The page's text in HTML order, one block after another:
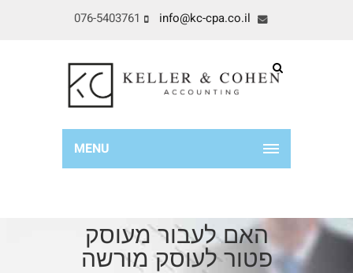
076-5403761
MENU
האם לעבור מעוסק
פטור לעוסק מורשה